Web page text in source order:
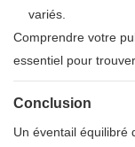
variés.
Comprendre votre
essentiel pour
Conclusion
Un éventail équilibré